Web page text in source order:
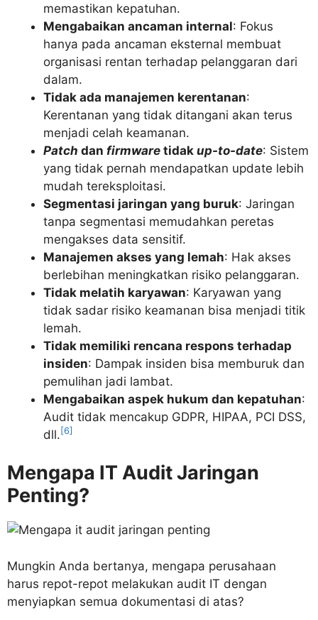
memastikan kepatuhan.
Mengabaikan ancaman internal: Fokus
hanya pada ancaman eksternal membuat
organisasi rentan terhadap pelanggaran dari
dalam.
Tidak ada manajemen kerentanan:
Kerentanan yang tidak ditangani akan terus
menjadi celah keamanan.
Patch dan firmware tidak up-to-date: Sistem
yang tidak pernah mendapatkan update lebih
mudah tereksploitasi.
Segmentasi jaringan yang buruk: Jaringan
tanpa segmentasi memudahkan peretas
mengakses data sensitif.
Manajemen akses yang lemah: Hak akses
berlebihan meningkatkan risiko pelanggaran.
Tidak melatih karyawan: Karyawan yang
tidak sadar risiko keamanan bisa menjadi titik
lemah.
Tidak memiliki rencana respons terhadap
insiden: Dampak insiden bisa memburuk dan
pemulihan jadi lambat.
Mengabaikan aspek hukum dan kepatuhan:
Audit tidak mencakup GDPR, HIPAA, PCI DSS,
dll. [6]
Mengapa IT Audit Jaringan
Penting?
Mungkin Anda bertanya, mengapa perusahaan
harus repot-repot melakukan audit IT dengan
menyiapkan semua dokumentasi di atas?